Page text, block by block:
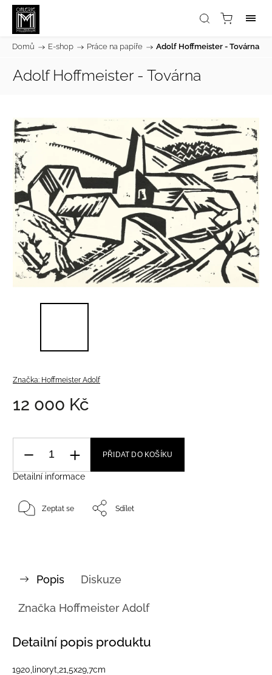
Domů / E-shop / Práce na papíře / Adolf Hoffmeister - Továrna
Adolf Hoffmeister - Továrna
Značka: Hoffmeister Adolf
12 000 Kč
PŘIDAT DO KOŠÍKU
Detailní informace
Zeptat se Sdílet
Popis Diskuze
Značka Hoffmeister Adolf
Detailní popis produktu
1920,linoryt,21,5x29,7cm